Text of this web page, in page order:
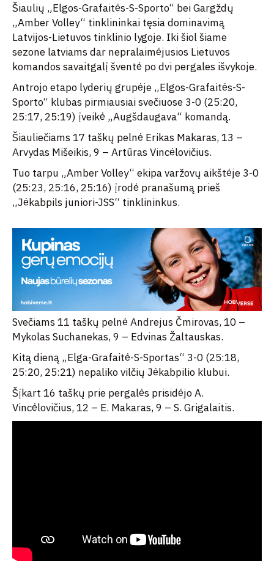
Šiaulių „Elgos-Grafaitės-S-Sporto“ bei Gargždų
„Amber Volley“ tinklininkai tęsia dominavimą
Latvijos-Lietuvos tinklinio lygoje. Iki šiol šiame
sezone latviams dar nepralaimėjusios Lietuvos
komandos savaitgalį šventė po dvi pergales išvykoje.
Antrojo etapo lyderių grupėje „Elgos-Grafaitės-S-
Sporto“ klubas pirmiausiai svečiuose 3-0 (25:20,
25:17, 25:19) įveikė „Augšdaugava“ komandą.
Šiauliečiams 17 taškų pelnė Erikas Makaras, 13 –
Arvydas Mišeikis, 9 – Artūras Vincėlovičius.
Tuo tarpu „Amber Volley“ ekipa varžovų aikštėje 3-0
(25:23, 25:16, 25:16) įrodė pranašumą prieš
„Jėkabpils juniori-JSS“ tinklininkus.
Svečiams 11 taškų pelnė Andrejus Čmirovas, 10 –
Mykolas Suchanekas, 9 – Edvinas Žaltauskas.
Kitą dieną „Elga-Grafaitė-S-Sportas“ 3-0 (25:18,
25:20, 25:21) nepaliko vilčių Jėkabpilio klubui.
Šįkart 16 taškų prie pergalės prisidėjo A.
Vincėlovičius, 12 – E. Makaras, 9 – S. Grigalaitis.